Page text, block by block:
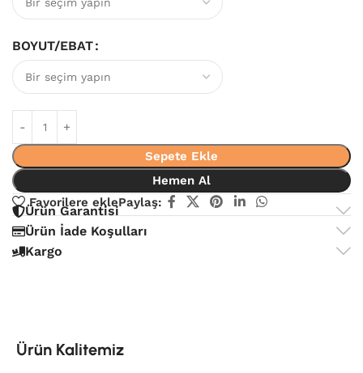
BOYUT/EBAT
Sepete Ekle
Hemen Al
Favorilere eklePaylaş:
Ürün Garantisi
Ürün İade Koşulları
Kargo
Ürün Kalitemiz